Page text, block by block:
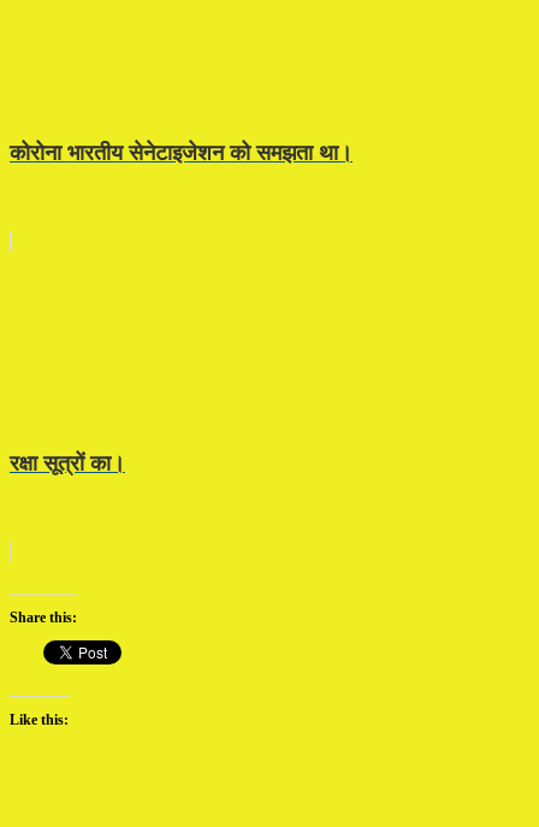
कोरोना भारतीय सेनेटाइजेशन को समझता था।
रक्षा सूत्रों का।
Share this:
Like this: